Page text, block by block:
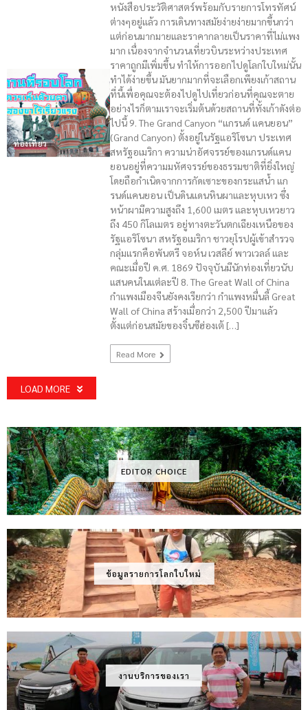
ท่องเที่ยว
หนังสือประวัติศาสตร์พร้อมกับรายการโทรทัศน์
ต่างๆอยู่แล้ว การเดินทางสมัยง่ายง่ายมากขึ้นกว่า
แต่ก่อนมากมายและราคากลายเป็นราคาที่ไม่แพง
มาก เนื่องจากจำนวนเที่ยวบินระหว่างประเทศ
ราคาถูกมีเพิ่มขึ้น ทำให้การออกไปดูโลกใบใหม่นั้น
ทำได้ง่ายขึ้น มันยากมากที่จะเลือกเพียงเก้าสถาน
ที่นี้เพื่อคุณจะต้องไปดูไปเที่ยวก่อนที่คุณจะตาย
อย่างไรก็ตามเราจะเริ่มต้นด้วยสถานที่ทั้งเก้าดังต่อ
ไปนี้ 9. The Grand Canyon “แกรนด์ แคนยอน”
(Grand Canyon) ตั้งอยู่ในรัฐแอริโซนา ประเทศ
สหรัฐอเมริกา ความน่าอัศจรรย์ของแกรนด์แคน
ยอนอยู่ที่ความมหัศจรรย์ของธรรมชาติที่ยิ่งใหญ่
โดยถือกำเนิดจากการกัดเซาะของกระแสน้ำ แก
รนด์แคนยอน เป็นดินแดนหินผาและหุบเหว ซึ่ง
หน้าผามีความสูงถึง 1,600 เมตร และหุบเหวยาว
ถึง 450 กิโลเมตร อยู่ทางตะวันตกเฉียงเหนือของ
รัฐแอริโซนา สหรัฐอเมริกา ชาวยุโรปผู้เข้าสำรวจ
กลุ่มแรกคือพันตรี จอห์น เวสลีย์ พาวเวลล์ และ
คณะเมื่อปี ค.ศ. 1869 ปัจจุบันมีนักท่องเที่ยวนับ
แสนคนในแต่ละปี 8. The Great Wall of China
กำแพงเมืองจีนยังคงเรียกว่า กำแพงหมื่นลี้ Great
Wall of China สร้างเมื่อกว่า 2,500 ปีมาแล้ว
ตั้งแต่ก่อนสมัยของจิ๋นซีฮ่องเต้ […]
Read More
LOAD MORE
EDITOR CHOICE
ข้อมูลรายการโลกใบใหม่
งานบริการของเรา